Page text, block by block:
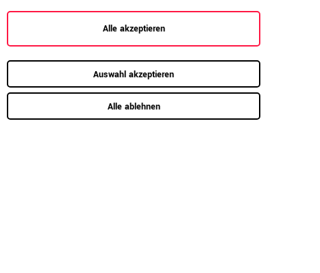
Alle akzeptieren
Auswahl akzeptieren
Alle ablehnen